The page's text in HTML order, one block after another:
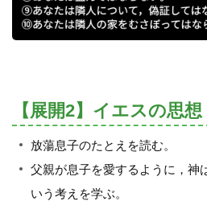
【展開2】イエスの思想
放蕩息子のたとえを読む。
父親が息子を愛するように，神
いう考えを学ぶ。